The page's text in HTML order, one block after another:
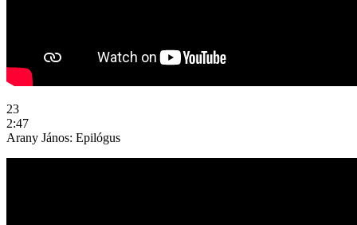
23
2:47
Arany János: Epilógus